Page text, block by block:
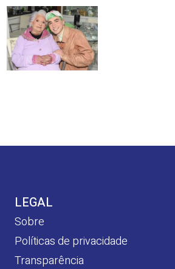
LEGAL
Sobre
Políticas de privacidade
Transparência